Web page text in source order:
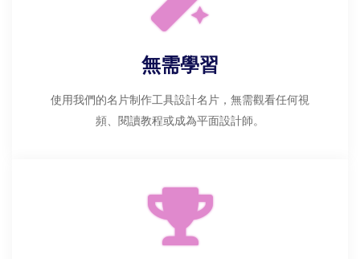
無需學習
使用我們的名片制作工具設計名片，無需觀看任何視
頻、閱讀教程或成為平面設計師。